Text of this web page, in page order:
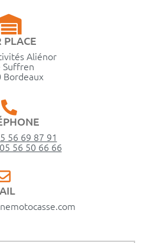
PLACE
Aliénor
Suffren
Bordeaux
56 69 87 91
05 56 50 66 66